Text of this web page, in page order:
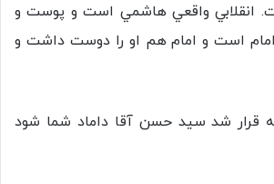
انقلابي واقعي هاشمي است و پوست و
است و امام هم او را دوست داشت و
قرار شد سید حسن آقا داماد شما شود